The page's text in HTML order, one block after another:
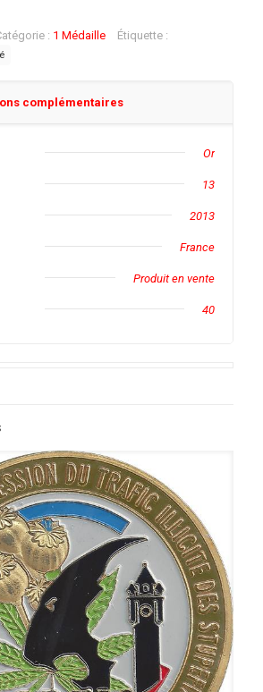
: 1 Médaille Étiquette :
complémentaires
Or
13
2013
France
Produit en vente
40